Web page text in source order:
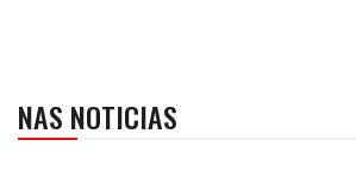
NAS NOTICIAS